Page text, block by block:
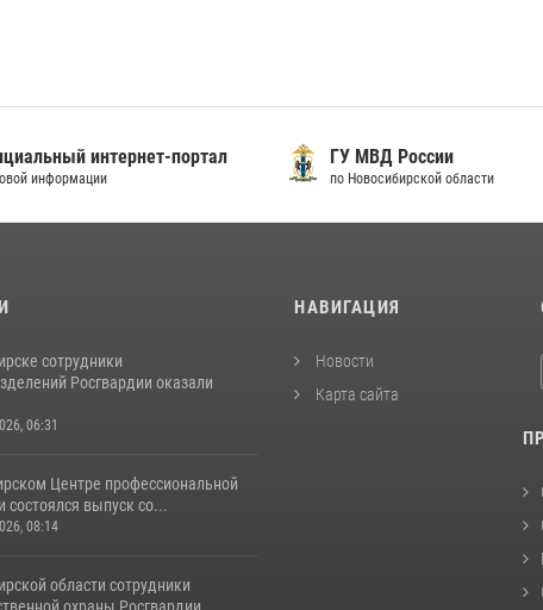
интернет-портал
информации
ГУ МВД России
по Новосибирской области
сотрудники
Росгвардии оказали
06:31
Центре профессиональной
состоялся выпуск со...
08:14
области сотрудники
НАВИГАЦИЯ
Новости
Карта сайта